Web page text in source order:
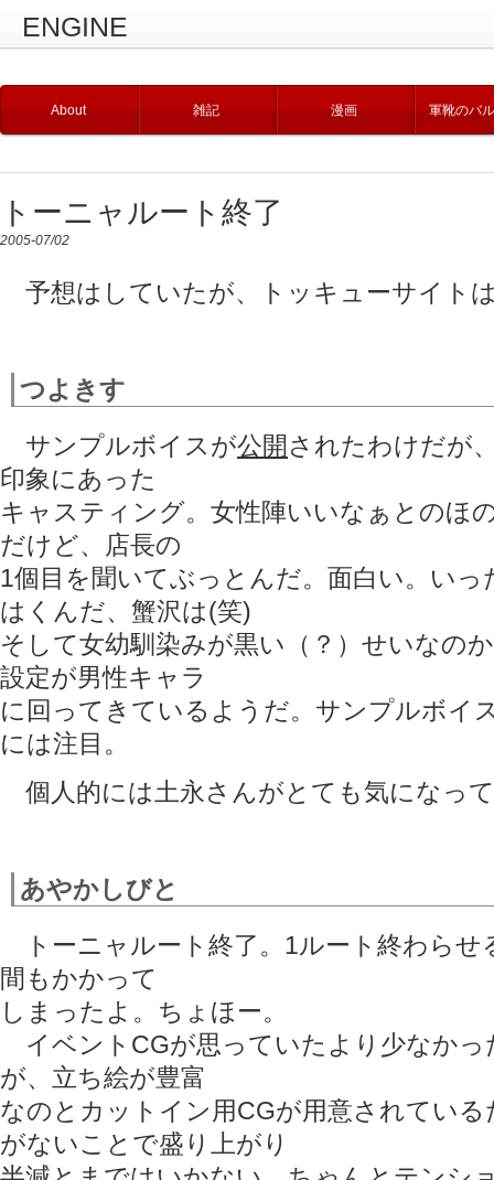
ENGINE
About 雑記 漫画 軍靴のバ
トーニャルート終了
2005-07/02
予想はしていたが、トッキューサイト
つよきす
サンプルボイスが公開 されたわけだが
印象にあった
キャスティング。女性陣いいなぁとのほ
だけど、店長の
1個目を聞いてぶっとんだ。面白い。い
はくんだ、蟹沢は(笑)
そして女幼馴染みが黒い（？）せいなの
設定が男性キャラ
に回ってきているようだ。サンプルボイ
には注目。
個人的には土永さんがとても気になっ
あやかしびと
トーニャルート終了。1ルート終わらせ
間もかかって
しまったよ。ちょほー。
イベントCGが思っていたより少なかっ
が、立ち絵が豊富
なのとカットイン用CGが用意されてい
がないことで盛り上がり